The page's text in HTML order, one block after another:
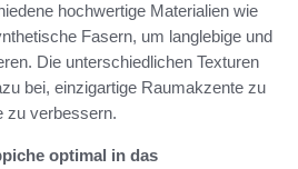
hochwertige Materialien wie
Fasern, um langlebige und
Die unterschiedlichen Texturen
bei, einzigartige Raumakzente zu
zu verbessern.
optimal in das